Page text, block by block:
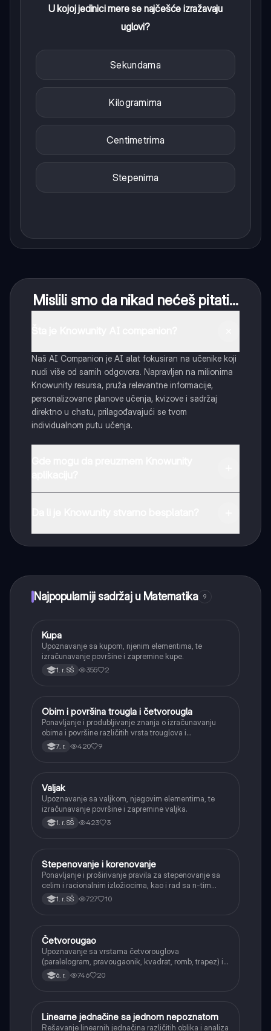
U kojoj jedinici mere se najčešće izražavaju
uglovi?
Sekundama
Kilogramima
Centimetrima
Stepenima
Mislili smo da nikad nećeš pitati...
Naš AI Companion je AI alat fokusiran na učenike koji
nudi više od samih odgovora. Napravljen na milionima
Knowunity resursa, pruža relevantne informacije,
personalizovane planove učenja, kvizove i sadržaj
direktno u chatu, prilagođavajući se tvom
individualnom putu učenja.
Najpopularniji sadržaj u Matematika 9
Matematika
Kupa
Upoznavanje sa kupom, njenim elementima, te
izračunavanje površine i zapremine kupe.
1. r. SŠ 355 2
Matematika
Obim i površina trougla i četvorougla
Ponavljanje i produbljivanje znanja o izračunavanju
obima i površine različitih vrsta trouglova i
četvorouglova (paralelogram, romb, trapez).
7. r. 420 9
Matematika
Valjak
Upoznavanje sa valjkom, njegovim elementima, te
izračunavanje površine i zapremine valjka.
1. r. SŠ 423 3
Matematika
Stepenovanje i korenovanje
Ponavljanje i proširivanje pravila za stepenovanje sa
celim i racionalnim izložiocima, kao i rad sa n-tim
korenima i racionalizacijom imenioca.
1. r. SŠ 727 10
Matematika
Četvorougao
Upoznavanje sa vrstama četvorouglova
(paralelogram, pravougaonik, kvadrat, romb, trapez) i
njihovim osnovnim svojstvima.
6. r. 746 20
Matematika
Linearne jednačine sa jednom nepoznatom
Rešavanje linearnih jednačina različitih oblika i analiza